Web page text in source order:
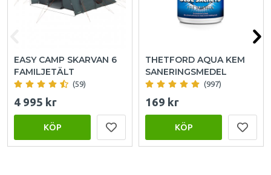
EASY CAMP SKARVAN 6
FAMILJETÄLT
(59)
4 995 kr
KÖP
THETFORD AQUA KEM
SANERINGSMEDEL
(997)
169 kr
KÖP